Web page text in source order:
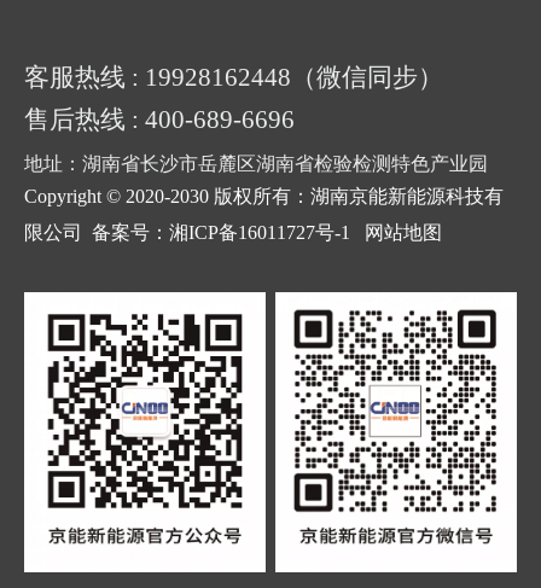
客服热线 : 19928162448（微信同步）
售后热线 : 400-689-6696
地址：湖南省长沙市岳麓区湖南省检验检测特色产业园
Copyright © 2020-2030 版权所有：湖南京能新能源科技有
限公司 备案号：湘ICP备16011727号-1 网站地图